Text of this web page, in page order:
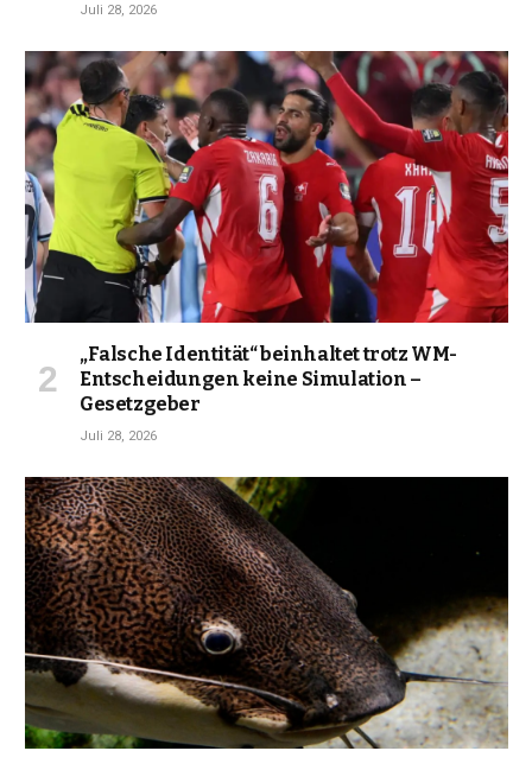
Juli 28, 2026
„Falsche Identität“ beinhaltet trotz WM-
Entscheidungen keine Simulation –
Gesetzgeber
Juli 28, 2026